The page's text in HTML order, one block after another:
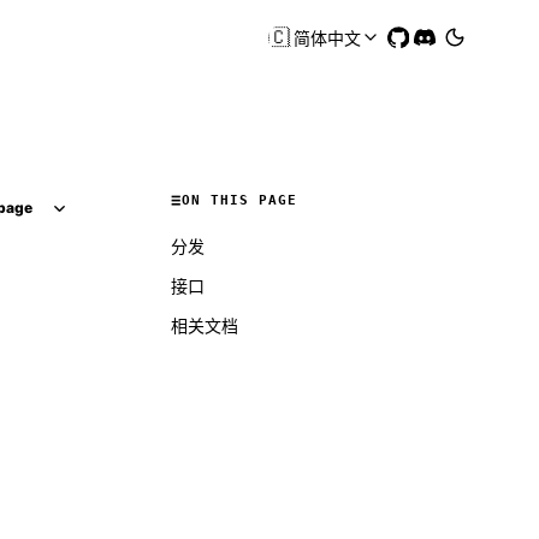
🇨🇳简体中文
ON THIS PAGE
分发
接口
相关文档